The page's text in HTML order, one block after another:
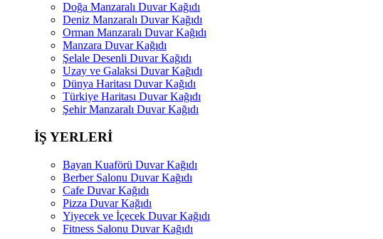
Doğa Manzaralı Duvar Kağıdı
Deniz Manzaralı Duvar Kağıdı
Orman Manzaralı Duvar Kağıdı
Manzara Duvar Kağıdı
Şelale Desenli Duvar Kağıdı
Uzay ve Galaksi Duvar Kağıdı
Dünya Haritası Duvar Kağıdı
Türkiye Haritası Duvar Kağıdı
Şehir Manzaralı Duvar Kağıdı
İŞ YERLERİ
Bayan Kuaförü Duvar Kağıdı
Berber Salonu Duvar Kağıdı
Cafe Duvar Kağıdı
Pizza Duvar Kağıdı
Yiyecek ve İçecek Duvar Kağıdı
Fitness Salonu Duvar Kağıdı